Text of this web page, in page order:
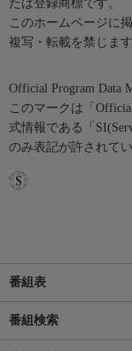
たは登録商標です。
このホームページに
複写・転載を禁じます
Official Program Data
このマークは「
式情報である「
のみ表記が許されて
番組表
番組検索